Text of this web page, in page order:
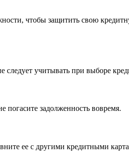
чтобы защитить свою
учитывать при выборе
задолженность вовремя.
ее с другими кредитными